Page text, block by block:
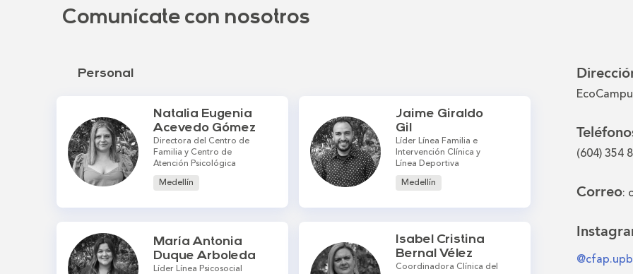
Comunícate con nosotros
Personal
Natalia Eugenia
Acevedo Gómez
Directora del Centro de
Familia y Centro de
Atención Psicológica
Medellín
Jaime Giraldo
Gil
Líder Línea Familia e
Intervención Clínica y
Línea Deportiva
Medellín
María Antonia
Duque Arboleda
Líder Línea Psicosocial
Isabel Cristina
Bernal Vélez
Coordinadora Clínica del
(604) 354
Correo:
@cfap.upb